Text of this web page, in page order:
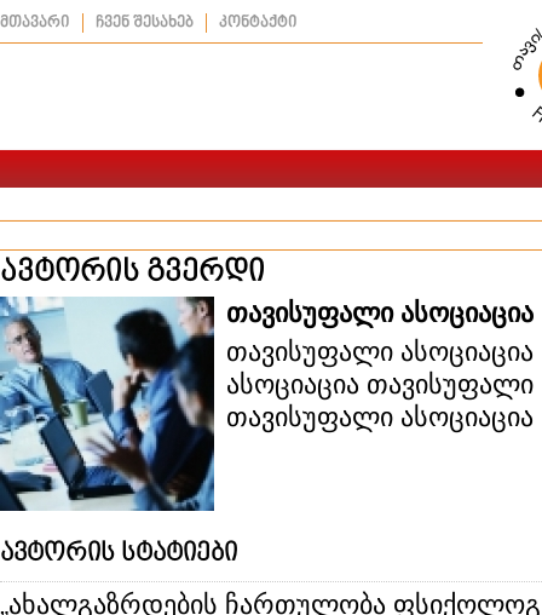
მთავარი ჩვენ შესახებ კონტაქტი
ავტორის გვერდი
თავისუფალი ასოციაცია
თავისუფალი
ასოციაცია თავისუფალი
თავისუფალი ასოციაცია
ავტორის სტატიები
„ახალგაზრდების ჩართულობა